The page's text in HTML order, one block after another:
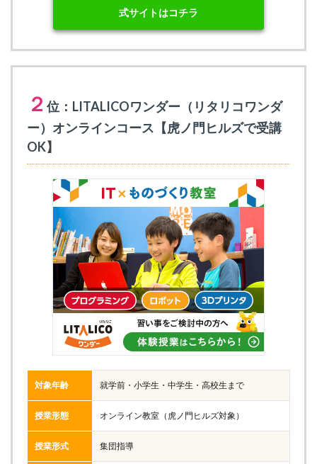
式サイトはコチラ
２ 位：LITALICOワンダー（リタリコワンダ
ー）オンラインコース【虎ノ門ヒルズで受講
OK】
対象年齢 就学前・小学生・中学生・高校生まで
授業形態 オンライン教室（虎ノ門ヒルズ対象）
授業形式 集団指導